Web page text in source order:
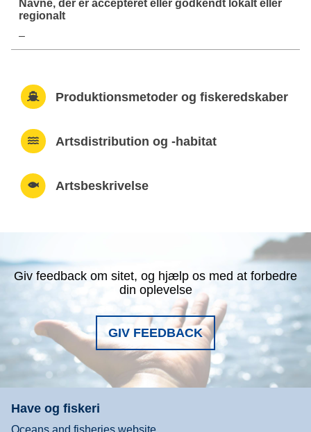
–
Produktionsmetoder og fiskeredskaber
Artsdistribution og -habitat
Artsbeskrivelse
Giv feedback om sitet, og hjælp os med at forbedre
din oplevelse
GIV FEEDBACK
Have og fiskeri